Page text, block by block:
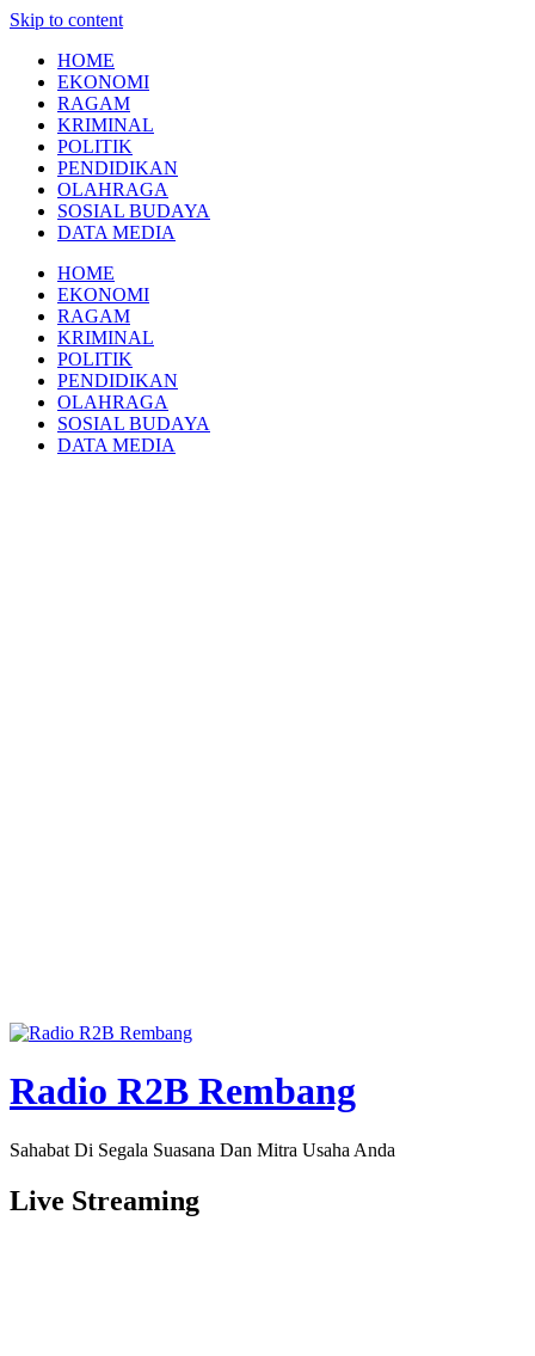
Skip to content
HOME
EKONOMI
RAGAM
KRIMINAL
POLITIK
PENDIDIKAN
OLAHRAGA
SOSIAL BUDAYA
DATA MEDIA
HOME
EKONOMI
RAGAM
KRIMINAL
POLITIK
PENDIDIKAN
OLAHRAGA
SOSIAL BUDAYA
DATA MEDIA
Radio R2B Rembang
Sahabat Di Segala Suasana Dan Mitra Usaha Anda
Live Streaming